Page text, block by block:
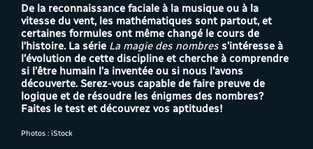
De la reconnaissance faciale à la musique ou à la
vitesse du vent, les mathématiques sont partout, et
certaines formules ont même changé le cours de
l’histoire. La série La magie des nombres s’intéresse à
l’évolution de cette discipline et cherche à comprendre
si l’être humain l’a inventée ou si nous l’avons
découverte. Serez-vous capable de faire preuve de
logique et de résoudre les énigmes des nombres?
Faites le test et découvrez vos aptitudes!
Photos : iStock